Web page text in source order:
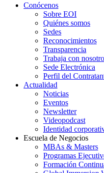
Conócenos
Sobre EOI
Quiénes somos
Sedes
Reconocimientos
Transparencia
Trabaja con
Sede Electrónica
Perfil del
Actualidad
Noticias
Eventos
Newsletter
Videopodcast
Identidad
Escuela de Negocios
MBAs & Masters
Programas
Formación